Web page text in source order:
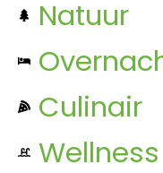
Natuur
Culinair
Wellness